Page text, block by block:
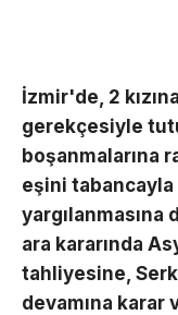
İzmir'de, 2
gerekçesiyle
boşanmalarına
eşini tabancayla
yargılanmasına
ara kararında
tahliyesine,
devamına karar